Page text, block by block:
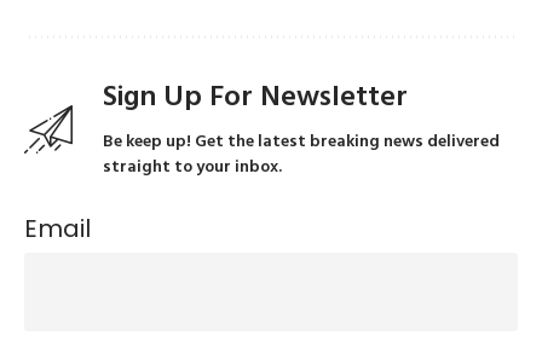
Sign Up For Newsletter
Be keep up! Get the latest breaking news delivered
straight to your inbox.
Email